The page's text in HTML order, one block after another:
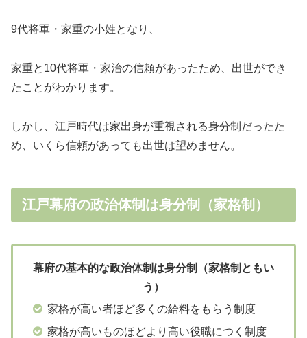
9代将軍・家重の小姓となり、
家重と10代将軍・家治の信頼があったため、出世ができ
たことがわかります。
しかし、江戸時代は家出身が重視される身分制だったた
め、いくら信頼があっても出世は望めません。
江戸幕府の政治体制は身分制（家格制）
幕府の基本的な政治体制は身分制（家格制ともい
う）
家格が高い者ほど多くの給料をもらう制度
家格が高いものほどより高い役職につく制度